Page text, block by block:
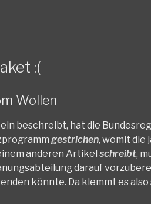
:(
Wollen
beschreibt, hat die
gestrichen, womit die
anderen Artikel schreibt,
darauf
könnte. Da klemmt es also